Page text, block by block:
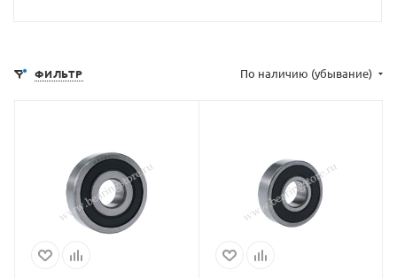
ФИЛЬТР По наличию (убывание)